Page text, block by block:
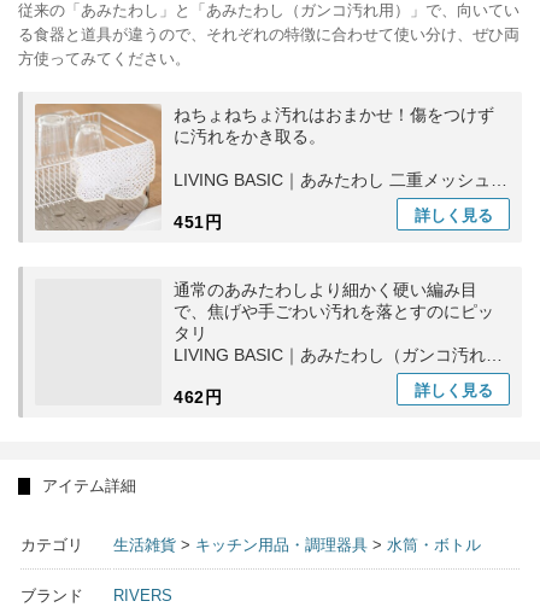
従来の「あみたわし」と「あみたわし（ガンコ汚れ用）」で、向いてい
る食器と道具が違うので、それぞれの特徴に合わせて使い分け、ぜひ両
方使ってみてください。
ねちょねちょ汚れはおまかせ！傷をつけず
に汚れをかき取る。
LIVING BASIC｜あみたわし 二重メッシュ
紐付き キッチン用品 洗い物 食器洗い 日本
製
451円 詳しく 見る
通常のあみたわしより細かく硬い編み目
で、焦げや手ごわい汚れを落とすのにピッ
タリ
LIVING BASIC｜あみたわし（ガンコ汚れ
用）台所用日 食器洗い ギフト
462円
詳しく 見る
アイテム詳細
カテゴリ 生活雑貨 > キッチン用品・調理器具 > 水筒・ボトル
ブランド RIVERS